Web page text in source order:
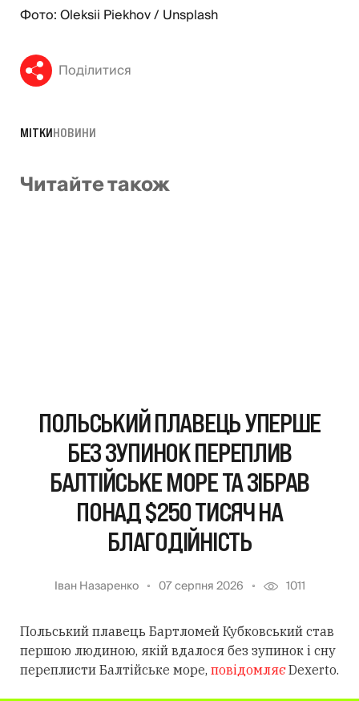
Фото: Oleksii Piekhov / Unsplash
Поділитися
МІТКИНОВИНИ
Читайте також
ПОЛЬСЬКИЙ ПЛАВЕЦЬ УПЕРШЕ
БЕЗ ЗУПИНОК ПЕРЕПЛИВ
БАЛТІЙСЬКЕ МОРЕ ТА ЗІБРАВ
ПОНАД $250 ТИСЯЧ НА
БЛАГОДІЙНІСТЬ
Іван Назаренко 07 серпня 2026 1011
Польський плавець Бартломей Кубковський став
першою людиною, якій вдалося без зупинок і сну
переплисти Балтійське море, повідомляєDexerto.